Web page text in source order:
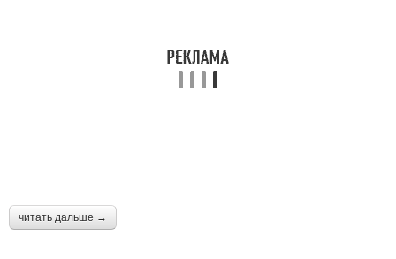
читать дальше →